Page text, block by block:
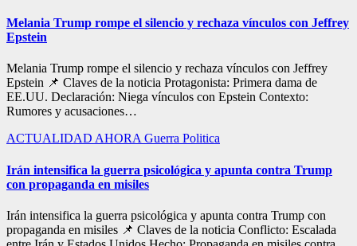
Melania Trump rompe el silencio y rechaza vínculos con Jeffrey
Epstein
Melania Trump rompe el silencio y rechaza vínculos con Jeffrey
Epstein 📌 Claves de la noticia Protagonista: Primera dama de
EE.UU. Declaración: Niega vínculos con Epstein Contexto:
Rumores y acusaciones…
ACTUALIDAD AHORA Guerra Politica
Irán intensifica la guerra psicológica y apunta contra Trump
con propaganda en misiles
Irán intensifica la guerra psicológica y apunta contra Trump con
propaganda en misiles 📌 Claves de la noticia Conflicto: Escalada